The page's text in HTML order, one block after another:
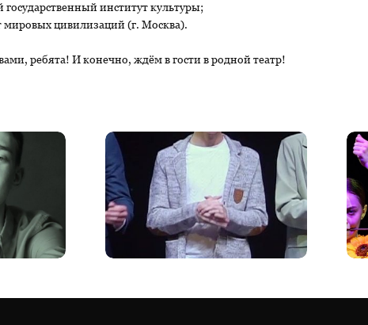
институт культуры;
мировых цивилизаций (г. Москва).
ребята! И конечно, ждём в гости в родной театр!